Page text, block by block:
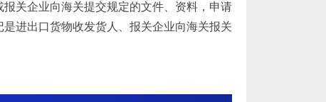
关企业向海关提交规定的文件、资料，申请
进出口货物收发货人、报关企业向海关报关